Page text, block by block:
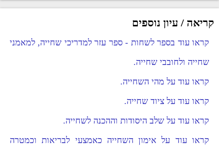
קריאה / עיון נוספים
קראו עוד בספר לשחות - ספר עזר למדריכי שחייה, למאמני
שחייה ולחובבי שחייה.
קראו עוד על מהי השחייה.
קראו עוד על ציוד שחייה.
קראו עוד על שלב היסודות וההכנה לשחייה.
קראו עוד על אימון השחייה כאמצעי לבריאות וכמטרה